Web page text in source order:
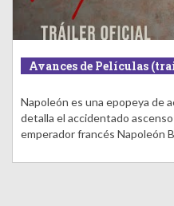
Avances de Películas
Napoleón es una epopeya de
detalla el accidentado
emperador francés Napoleón